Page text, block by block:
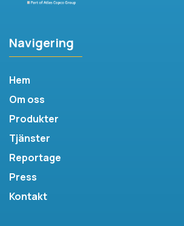
Navigering
Hem
Om oss
Produkter
Tjänster
Reportage
Press
Kontakt